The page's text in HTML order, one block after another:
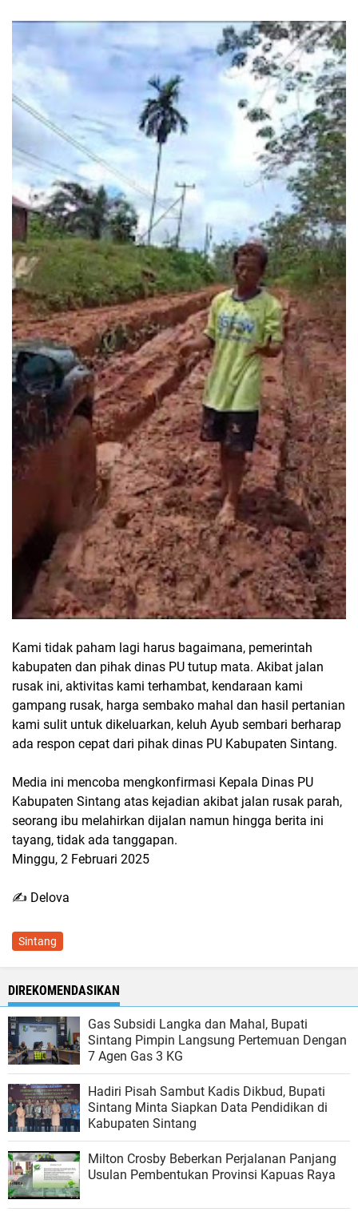
Kami tidak paham lagi harus bagaimana, pemerintah
kabupaten dan pihak dinas PU tutup mata. Akibat jalan
rusak ini, aktivitas kami terhambat, kendaraan kami
gampang rusak, harga sembako mahal dan hasil pertanian
kami sulit untuk dikeluarkan, keluh Ayub sembari berharap
ada respon cepat dari pihak dinas PU Kabupaten Sintang.
Media ini mencoba mengkonfirmasi Kepala Dinas PU
Kabupaten Sintang atas kejadian akibat jalan rusak parah,
seorang ibu melahirkan dijalan namun hingga berita ini
tayang, tidak ada tanggapan.
Minggu, 2 Februari 2025
✍️ Delova
Sintang
DIREKOMENDASIKAN
Gas Subsidi Langka dan Mahal, Bupati
Sintang Pimpin Langsung Pertemuan Dengan
7 Agen Gas 3 KG
Hadiri Pisah Sambut Kadis Dikbud, Bupati
Sintang Minta Siapkan Data Pendidikan di
Kabupaten Sintang
Milton Crosby Beberkan Perjalanan Panjang
Usulan Pembentukan Provinsi Kapuas Raya